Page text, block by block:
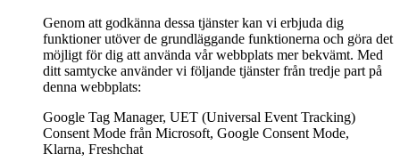
Genom att godkänna dessa tjänster kan vi erbjuda dig
funktioner utöver de grundläggande funktionerna och göra det
möjligt för dig att använda vår webbplats mer bekvämt. Med
ditt samtycke använder vi följande tjänster från tredje part på
denna webbplats:
Google Tag Manager, UET (Universal Event Tracking)
Consent Mode från Microsoft, Google Consent Mode,
Klarna, Freshchat